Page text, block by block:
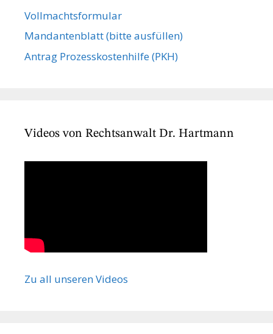
Vollmachts­formular
Mandanten­blatt (bitte ausfüllen)
Antrag Prozesskostenhilfe (PKH)
Videos von Rechtsanwalt Dr. Hartmann
Zu all unseren Videos